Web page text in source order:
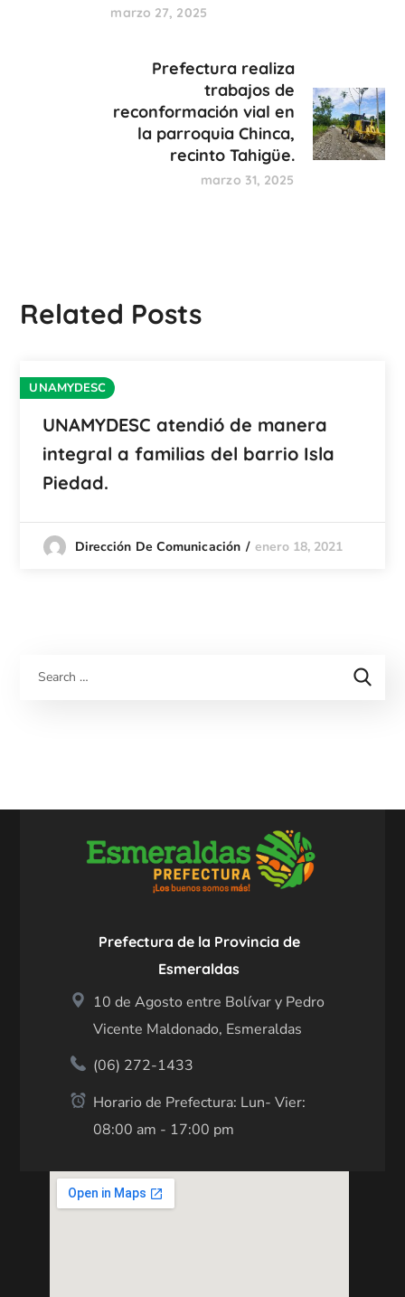
marzo 27, 2025
Prefectura realiza
trabajos de
reconformación vial en
la parroquia Chinca,
recinto Tahigüe.
marzo 31, 2025
Related Posts
UNAMYDESC
UNAMYDESC atendió de manera
integral a familias del barrio Isla
Piedad.
Dirección De Comunicación enero 18, 2021
Prefectura de la Provincia de
Esmeraldas
10 de Agosto entre Bolívar y Pedro
Vicente Maldonado, Esmeraldas
(06) 272-1433
Horario de Prefectura: Lun- Vier:
08:00 am - 17:00 pm